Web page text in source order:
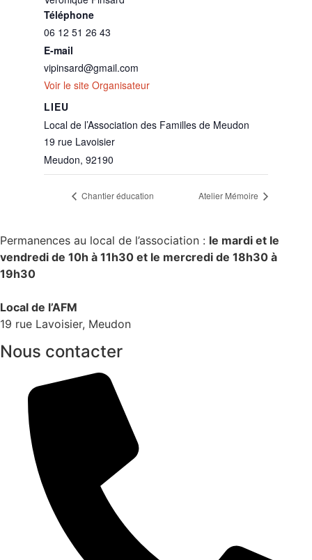
LIEU
Local de l’Association des Familles de Meudon
19 rue Lavoisier
Meudon, 92190
Téléphone
06 12 51 26 43
E-mail
vipinsard@gmail.com
Voir le site Organisateur
Chantier éducation Atelier Mémoire
Permanences au local de l’association : le mardi et le
vendredi de 10h à 11h30 et le mercredi de 18h30 à
19h30
Local de l’AFM
19 rue Lavoisier, Meudon
Nous contacter